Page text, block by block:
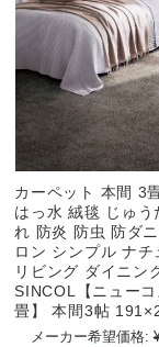
カーペット 本間 3
はっ水 絨毯 じゅう
れ 防炎 防虫 防ダ
ロン シンプル ナチ
リビング ダイニン
SINCOL【ニュー
畳】 本間3帖
メーカー希望価格: